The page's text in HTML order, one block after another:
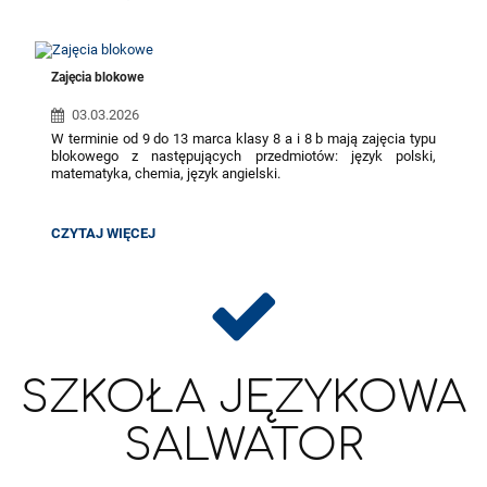
Zajęcia blokowe
03.03.2026
W terminie od 9 do 13 marca klasy 8 a i 8 b mają zajęcia typu
blokowego z następujących przedmiotów: język polski,
matematyka, chemia, język angielski.
do Egzaminu Ósmoklasisty. Lekcje codziennie odbywają się
od 8.15 do 13.55.
ZAJĘCIA
CZYTAJ WIĘCEJ
SZKOŁA JĘZYKOWA
SALWATOR